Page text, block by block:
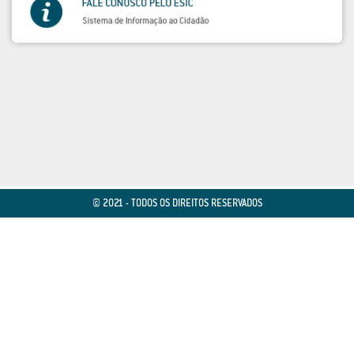
© 2021 - TODOS OS DIREITOS RESERVADOS